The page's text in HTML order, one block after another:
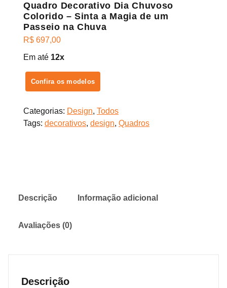
Quadro Decorativo Dia Chuvoso
Colorido – Sinta a Magia de um
Passeio na Chuva
R$ 697,00
Em até 12x
Confira os modelos
Categorias: Design, Todos
Tags: decorativos, design, Quadros
Descrição Informação adicional
Avaliações (0)
Descrição